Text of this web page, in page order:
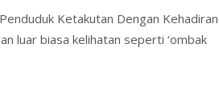
Ketakutan Dengan Kehadiran
luar biasa kelihatan seperti ‘ombak